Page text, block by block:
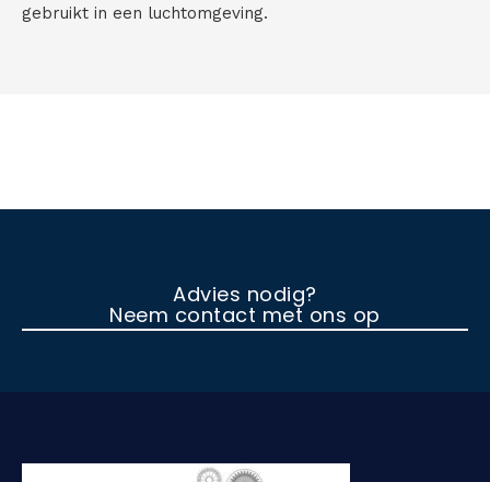
gebruikt in een luchtomgeving.
Advies nodig?
Neem contact met ons op